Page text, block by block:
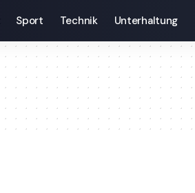
Sport Technik Unterhaltung